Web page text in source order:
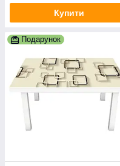
Купити
Подарунок